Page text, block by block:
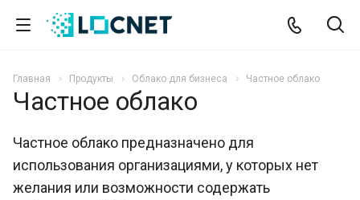
Главная Продукты Облако для бизнеса Частное облако
Частное облако
Частное облако предназначено для
использования организациями, у которых нет
желания или возможности содержать